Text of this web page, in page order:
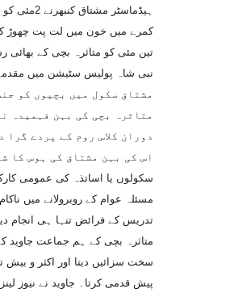
کمرے میں خون میں لت پت چھوڑ
نبی شاہ پولیس سٹیشن میں مقدمہ
مشتاق سکول میں بچیوں کو
متاثرہ بچی کی بہن فہمیدہ
دوران کلاس روم کے پردے گرا
اس کی بہن مشتاق کی ہوس کا
سکولوں یا اساتذہ کی عمومی
تدریس کے فرائض تنہا ہی انجام
متاثرہ بچی کے ہم جماعت جاوید
سخت سزائیں دیتا اور اکثر و
پیش قدمی کرتا۔ جاوید نے نیوز